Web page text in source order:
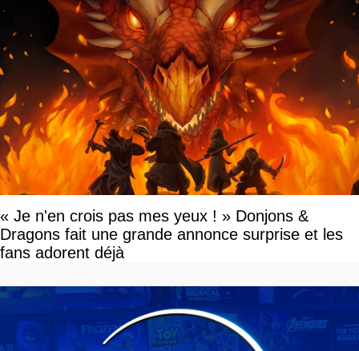
« Je n'en crois pas mes yeux ! » Donjons &
Dragons fait une grande annonce surprise et les
fans adorent déjà